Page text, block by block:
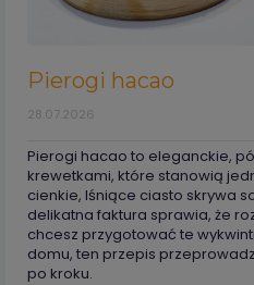
Pierogi hacao
28.07.2026
Pierogi hacao to eleganckie,
krewetkami, które stanowią
cienkie, lśniące ciasto skrywa
delikatna faktura sprawia, że
chcesz przygotować te
domu, ten przepis
po kroku.